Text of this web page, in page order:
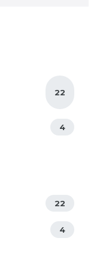
22
4
22
4